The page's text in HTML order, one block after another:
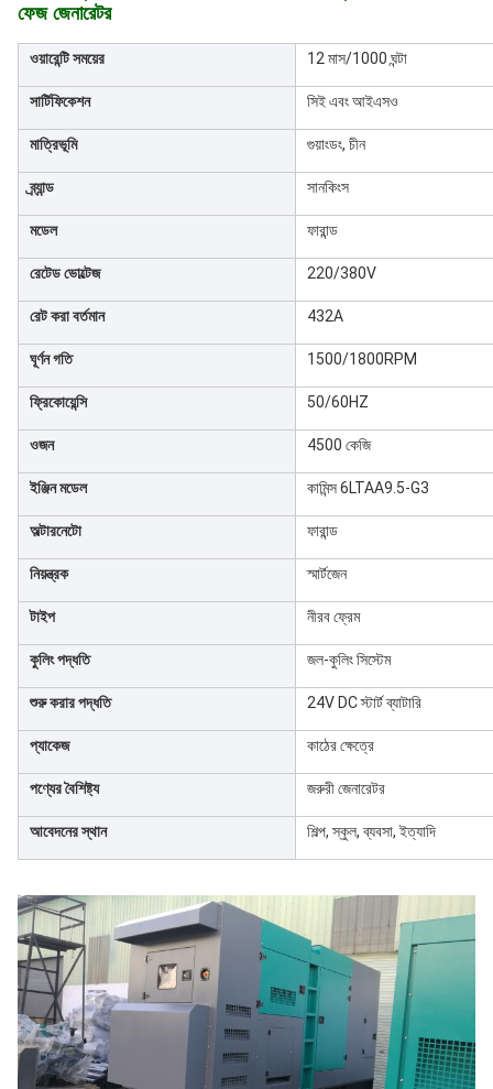
ফেজ জেনারেটর
ওয়ারেন্টি সময়ের 12 মাস/1000 ঘন্টা
সার্টিফিকেশন সিই এবং আইএসও
মাত্রিভূমি গুয়াংডং, চীন
ব্র্যান্ড সানকিংস
মডেল ফারান্ড
রেটেড ভোল্টেজ 220/380V
রেট করা বর্তমান 432A
ঘূর্ণন গতি 1500/1800RPM
ফ্রিকোয়েন্সি 50/60HZ
ওজন 4500 কেজি
ইঞ্জিন মডেল কামিন্স 6LTAA9.5-G3
অল্টারনেটো ফারান্ড
নিয়ন্ত্রক স্মার্টজেন
টাইপ নীরব ফ্রেম
কুলিং পদ্ধতি জল-কুলিং সিস্টেম
শুরু করার পদ্ধতি 24V DC স্টার্ট ব্যাটারি
প্যাকেজ কাঠের ক্ষেত্রে
পণ্যের বৈশিষ্ট্য জরুরী জেনারেটর
আবেদনের স্থান শিল্প, স্কুল, ব্যবসা, ইত্যাদি